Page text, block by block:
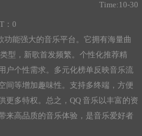
Time:10-30
：0
功能强大的音乐平台。它拥有海量曲
型，新歌首发频繁。个性化推荐精
户个性需求。多元化榜单反映音乐流
间等增加趣味性。支持多终端，方便
更多特权。总之，QQ 音乐以丰富的资
来高品质的音乐体验，是音乐爱好者